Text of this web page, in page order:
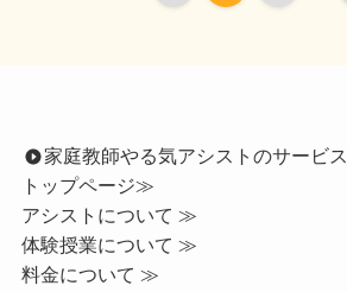
家庭教師やる気アシストのサービス
トップページ≫
アシストについて ≫
体験授業について ≫
料金について ≫